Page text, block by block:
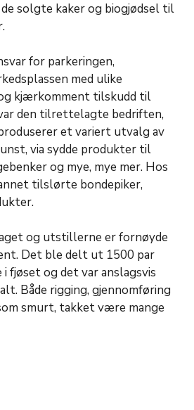
solgte kaker og biogjødsel til
for parkeringen,
med ulike
kjærkomment tilskudd til
den tilrettelagte bedriften,
et variert utvalg av
via sydde produkter til
og mye, mye mer. Hos
tilslørte bondepiker,
og utstillerne er fornøyde
Det ble delt ut 1500 par
fjøset og det var anslagsvis
Både rigging, gjennomføring
smurt, takket være mange